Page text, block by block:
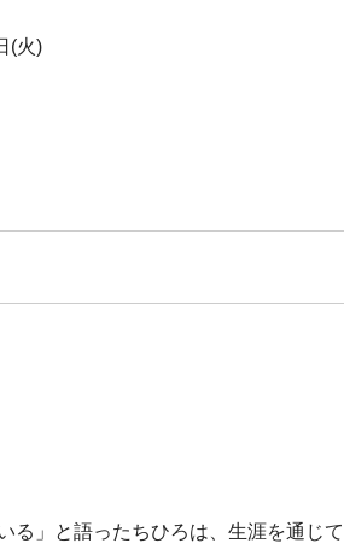
(火)
る」と語ったちひろは、生涯を通じ